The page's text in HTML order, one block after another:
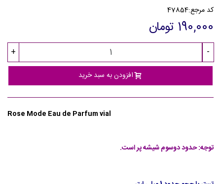
کد مرجع:47854
190,000 تومان
-
+
افزودن به سبد خرید
Rose Mode Eau de Parfumvial
توجه: حدود دوسوم شیشه پر است.